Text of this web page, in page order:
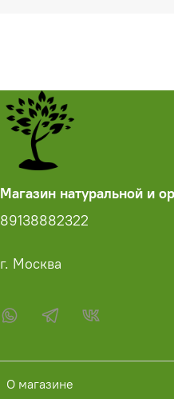
О магазине
Магазин натуральной и
89138882322
г. Москва